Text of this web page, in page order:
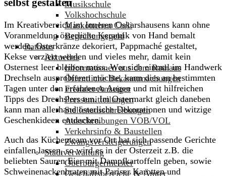
Musikschule
Volkshochschule
Maskottchen Carli
Begrüßungsgeld
Rathaus
Aktuelles
Informationen aus dem Rathaus
Öffentliche Bekanntmachungen
Freitaler Anzeiger
Pressemitteilungen
Stellenausschreibungen
Ausschreibungen VOB/VOL
Verkehrsinfo & Baustellen
Zwangsversteigerungen
Stadtverwaltung
Oberbürgermeister
Geschäftsbereiche & Ämter
selbst gestalten
Im Kreativbereich im Inneren Oskarshausens kann ohne
Voranmeldung österliche Keramik von Hand bemalt
werden, Osterkränze dekoriert, Pappmaché gestaltet,
Kekse verziert werden und vieles mehr, damit kein
Osternest leer bleiben muss. Wer sich einmal im Handwerk
Drechseln ausprobieren möchte, kann dies an bestimmten
Tagen unter den erfahrenen Augen und mit hilfreichen
Tipps des Drechslers tun. Im Ostermarkt gleich daneben
kann man allerhand österliche Dekorationen und witzige
Geschenkideen entdecken.
Auch das Küchenteam vor Ort hat sich passende Gerichte
einfallen lassen, so wird es in der Osterzeit z.B. die
beliebten Sauren Eier mit Dampfkartoffeln geben, sowie
Schweinenackenbraten mit Pariser Karotten und